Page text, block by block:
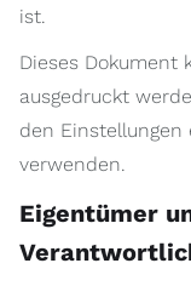
ist.
Dieses Dokument
ausgedruckt
den Einstellungen
verwenden.
Eigentümer